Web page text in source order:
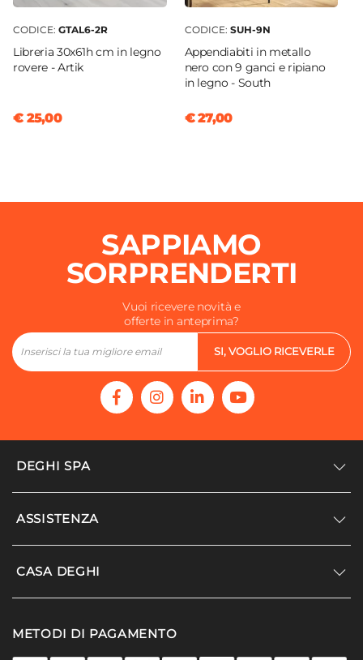
CODICE: GTAL6-2R
Libreria 30x61h cm in legno
rovere - Artik
€ 25,00
CODICE: SUH-9N
Appendiabiti in metallo
nero con 9 ganci e ripiano
in legno - South
€ 27,00
SAPPIAMO
SORPRENDERTI
Vuoi ricevere novità e
offerte in anteprima?
SI, VOGLIO RICEVERLE
DEGHI SPA
Accedi/Registrati
Modello organizzativo e codice etico
Promozioni
ASSISTENZA
Supporto
Agevolazioni fiscali
CASA DEGHI
I nostri luoghi
METODI DI PAGAMENTO